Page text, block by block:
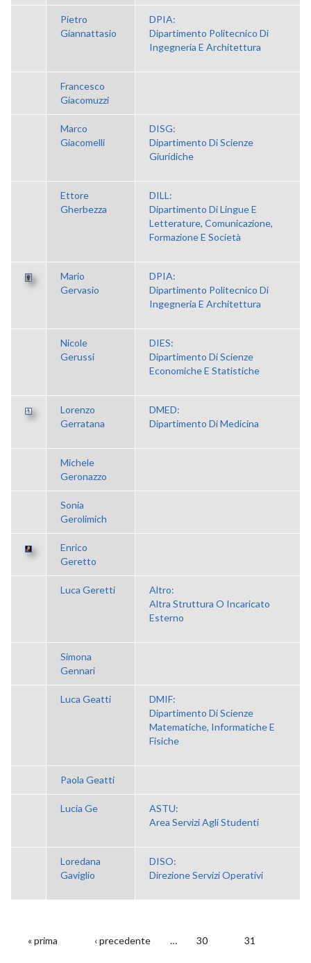
Pietro
Giannattasio
DPIA:
Dipartimento Politecnico Di
Ingegneria E Architettura
Francesco
Giacomuzzi
Marco
Giacomelli
DISG:
Dipartimento Di Scienze
Giuridiche
Ettore
Gherbezza
DILL:
Dipartimento Di Lingue E
Letterature, Comunicazione,
Formazione E Società
Mario
Gervasio
DPIA:
Dipartimento Politecnico Di
Ingegneria E Architettura
Nicole
Gerussi
DIES:
Dipartimento Di Scienze
Economiche E Statistiche
Lorenzo
Gerratana
DMED:
Dipartimento Di Medicina
Michele
Geronazzo
Sonia
Gerolimich
Enrico
Geretto
Luca Geretti
Altro:
Altra Struttura O Incaricato
Esterno
Simona
Gennari
Luca Geatti
DMIF:
Dipartimento Di Scienze
Matematiche, Informatiche E
Fisiche
Paola Geatti
Lucia Ge
ASTU:
Area Servizi Agli Studenti
Loredana
Gaviglio
DISO:
Direzione Servizi Operativi
PAGINE
« prima ‹ precedente … 30 31